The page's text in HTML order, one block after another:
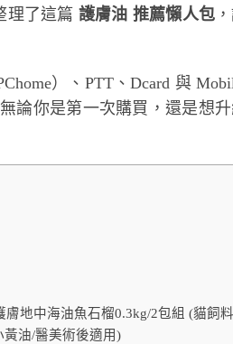
理了這篇 護膚油 推薦懶人包
）、PTT、Dcard 與
論你是第一次購買，還是想
膚地中海油魚石榴0.3kg/2包組 (貓飼
黃油/醫美術後適用)